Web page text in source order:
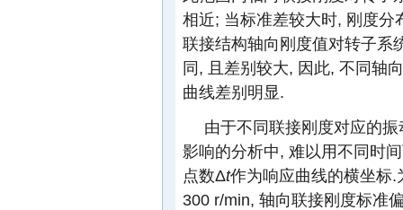
相近; 当标准差较大时, 刚度
联接结构轴向刚度值对转子系
同, 且差别较大, 因此, 不同轴
曲线差别明显.
由于不同联接刚度对应的
影响的分析中, 难以用不同时
点数Δt作为响应曲线的横坐标
300 r/min, 轴向联接刚度标准